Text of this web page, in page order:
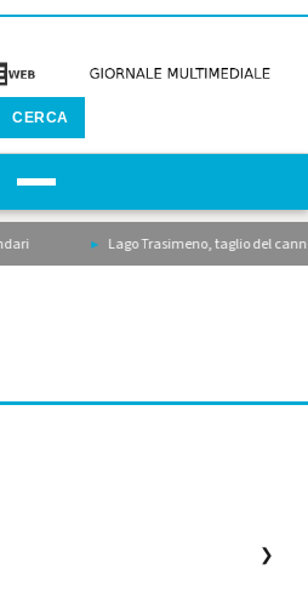
CERCA
Lago Trasimeno, taglio del
❯